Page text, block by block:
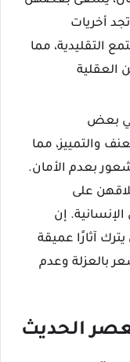
أخريات
التقليدية، مما
العقلية
بعض
والتمييز، مما
بعدم الأمان.
على
إن
آثارًا عميقة
بالعزلة وعدم
الحديث